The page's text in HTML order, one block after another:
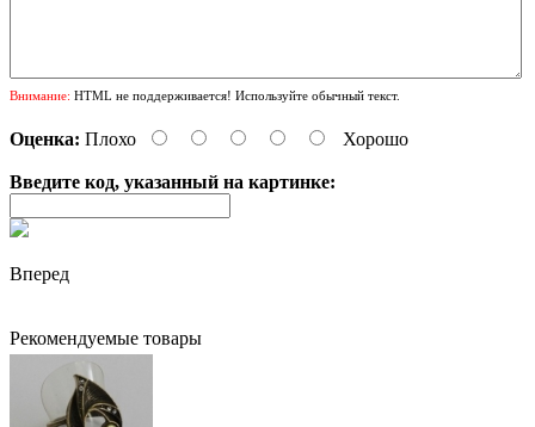
Внимание: HTML не поддерживается! Используйте обычный текст.
Оценка: Плохо Хорошо
Введите код, указанный на картинке:
Вперед
Рекомендуемые товары